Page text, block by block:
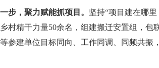
步，聚力赋能抓项目。 坚持“项目建在哪
村精干力量50余名，组建搬迁安置组，
参建单位目标同向、工作同调、同频共振